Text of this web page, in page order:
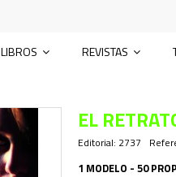
LIBROS REVISTAS
EL
Editorial: 2737
1 MODELO - 50